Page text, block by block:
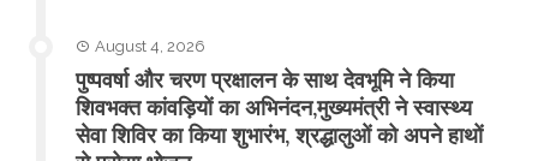
August 4, 2026
पुष्पवर्षा और चरण प्रक्षालन के साथ देवभूमि ने किया
शिवभक्त कांवड़ियों का अभिनंदन,मुख्यमंत्री ने स्वास्थ्य
सेवा शिविर का किया शुभारंभ, श्रद्धालुओं को अपने हाथों